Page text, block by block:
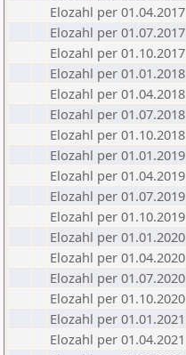
Elozahl per 01.04.2017
Elozahl per 01.07.2017
Elozahl per 01.10.2017
Elozahl per 01.01.2018
Elozahl per 01.04.2018
Elozahl per 01.07.2018
Elozahl per 01.10.2018
Elozahl per 01.01.2019
Elozahl per 01.04.2019
Elozahl per 01.07.2019
Elozahl per 01.10.2019
Elozahl per 01.01.2020
Elozahl per 01.04.2020
Elozahl per 01.07.2020
Elozahl per 01.10.2020
Elozahl per 01.01.2021
Elozahl per 01.04.2021